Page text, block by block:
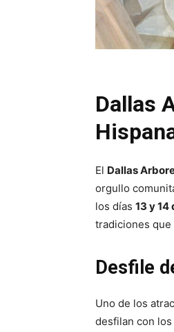
Dallas
El Dallas
orgullo
los días 13 y
tradiciones que
Desfile
Uno de los
desfilan con